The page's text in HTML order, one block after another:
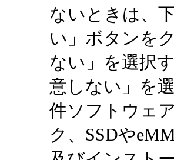
ないときは、
い」ボタンを
ない」を選択
意しない」を
件ソフトウェ
ク、SSDや